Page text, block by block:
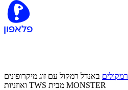
רמקולים באנדל רמקול עם זוג מיקרופונים
ואוזניות TWS מבית MONSTER